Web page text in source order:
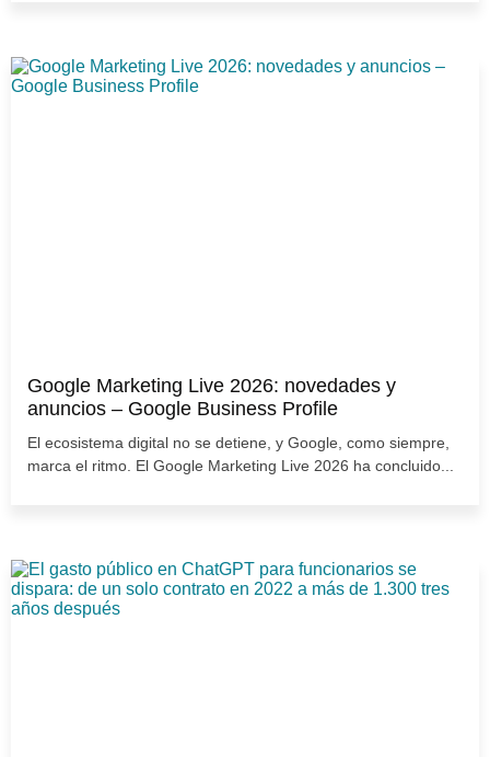
Google Marketing Live 2026: novedades y
anuncios – Google Business Profile
El ecosistema digital no se detiene, y Google, como siempre,
marca el ritmo. El Google Marketing Live 2026 ha concluido...